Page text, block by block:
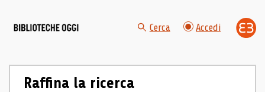
Cerca Accedi
Raffina la ricerca